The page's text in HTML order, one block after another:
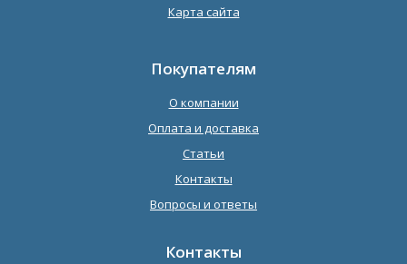
Карта сайта
Покупателям
О компании
Оплата и доставка
Статьи
Контакты
Вопросы и ответы
Контакты